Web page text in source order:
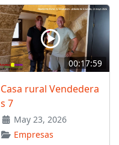
00:17:59
Casa rural Vendedera
s 7
May 23, 2026
Empresas